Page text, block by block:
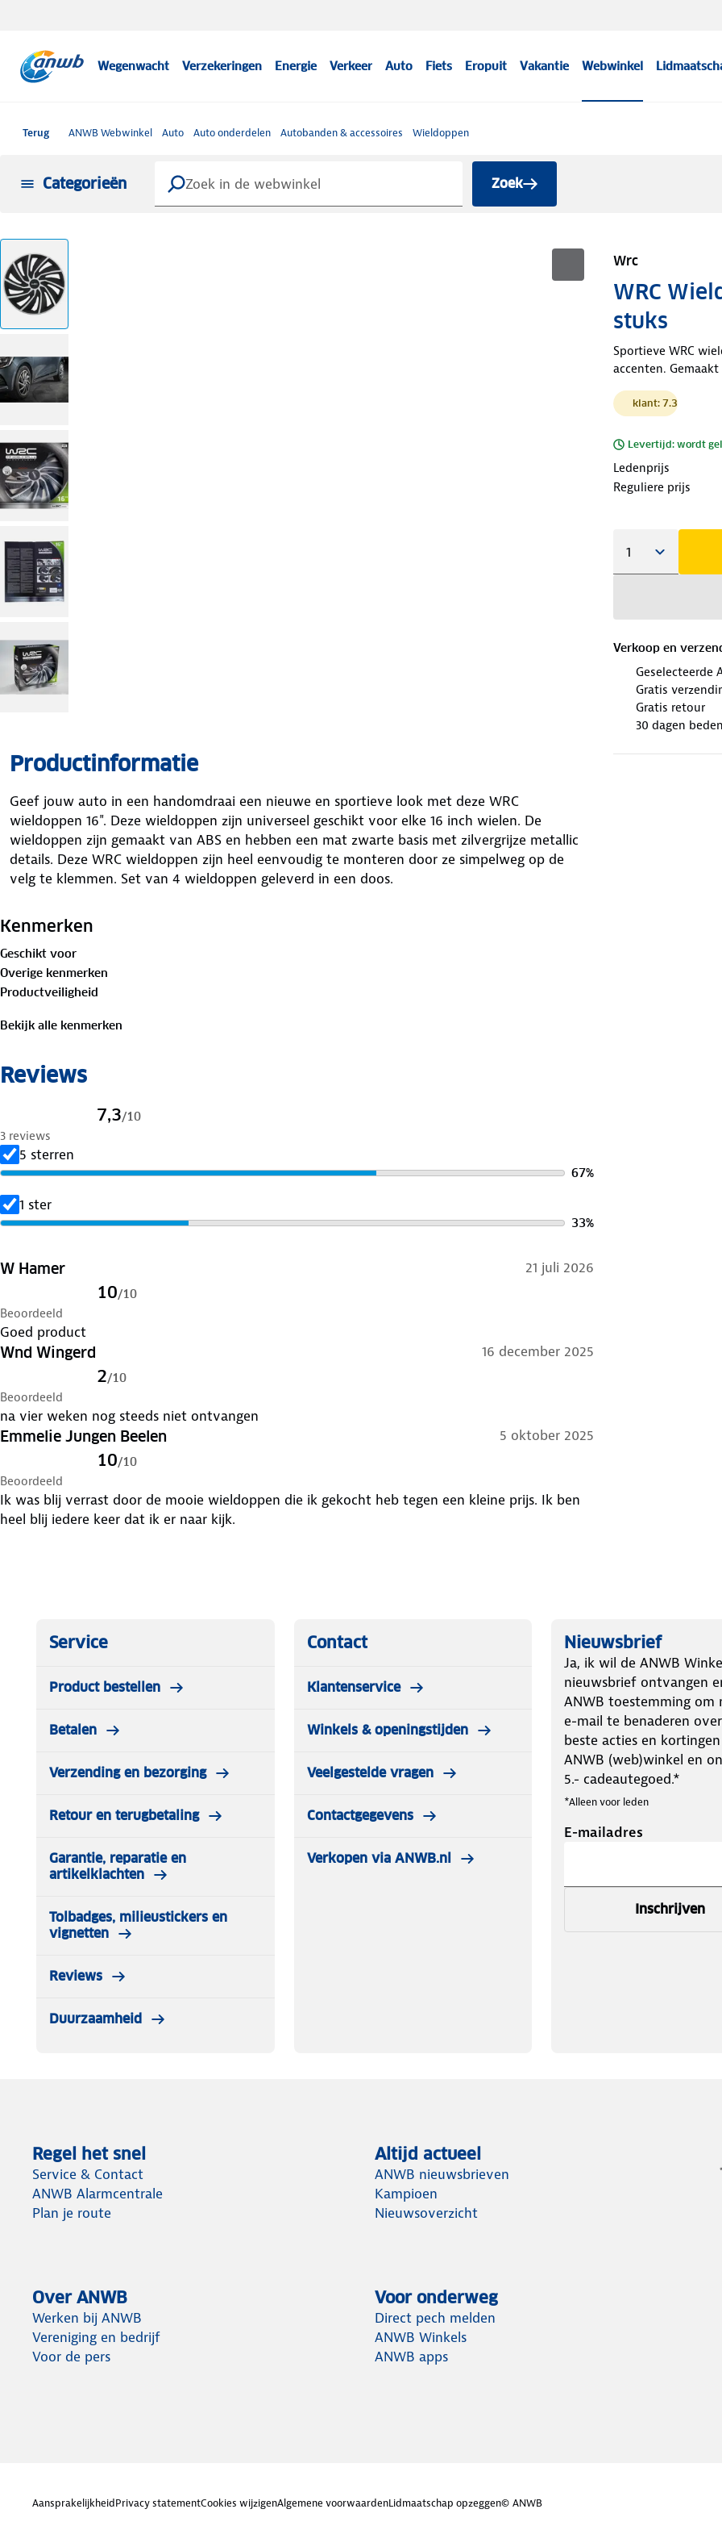
Wegenwacht Verzekeringen Energie Verkeer Auto Fiets Eropuit Vakantie Webwinkel
Terug ANWB Webwinkel Auto Auto onderdelen Autobanden & accessoires Wieldoppen
Categorieën Zoek
Wrc
WRC
stuks
Sportieve WRC
accenten.
klant: 7.3
Levertijd: wordt
Ledenprijs
Reguliere prijs
Verkoop en
Geselecteerde
Gratis
Gratis retour
30 dagen
Productinformatie
Geef jouw auto in een handomdraai een nieuwe en sportieve look met deze WRC
wieldoppen 16". Deze wieldoppen zijn universeel geschikt voor elke 16 inch wielen. De
wieldoppen zijn gemaakt van ABS en hebben een mat zwarte basis met zilvergrijze metallic
details. Deze WRC wieldoppen zijn heel eenvoudig te monteren door ze simpelweg op de
velg te klemmen. Set van 4 wieldoppen geleverd in een doos.
Kenmerken
Geschikt voor
Overige kenmerken
Productveiligheid
Bekijk alle kenmerken
Reviews
7,3/10
3 reviews
5 sterren
67%
1 ster
33%
W Hamer 21 juli 2026
10/10
Beoordeeld
Goed product
Wnd Wingerd 16 december 2025
2/10
Beoordeeld
na vier weken nog steeds niet ontvangen
Emmelie Jungen Beelen 5 oktober 2025
10/10
Beoordeeld
Ik was blij verrast door de mooie wieldoppen die ik gekocht heb tegen een kleine prijs. Ik ben
heel blij iedere keer dat ik er naar kijk.
Service
Product bestellen
Betalen
Verzending en bezorging
Retour en terugbetaling
Garantie, reparatie en
artikelklachten
Tolbadges, milieustickers en
vignetten
Reviews
Duurzaamheid
Contact
Klantenservice
Winkels & openingstijden
Veelgestelde vragen
Contactgegevens
Verkopen via ANWB.nl
Nieuwsbrief
Ja, ik wil de ANWB
nieuwsbrief ontvangen
ANWB toestemming om
e-mail te benaderen
beste acties en
ANWB (web)winkel en
5.- cadeautegoed.*
*Alleen voor leden
E-mailadres
Inschrijven
Regel het snel
Service & Contact
ANWB Alarmcentrale
Plan je route
Altijd actueel
ANWB nieuwsbrieven
Kampioen
Nieuwsoverzicht
Over ANWB
Werken bij ANWB
Vereniging en bedrijf
Voor de pers
Voor onderweg
Direct pech melden
ANWB Winkels
ANWB apps
AansprakelijkheidPrivacy statementCookies wijzigenAlgemene voorwaardenLidmaatschap opzeggen© ANWB